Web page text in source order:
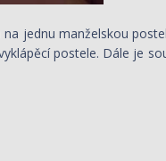
jednu manželskou
postele. Dále je